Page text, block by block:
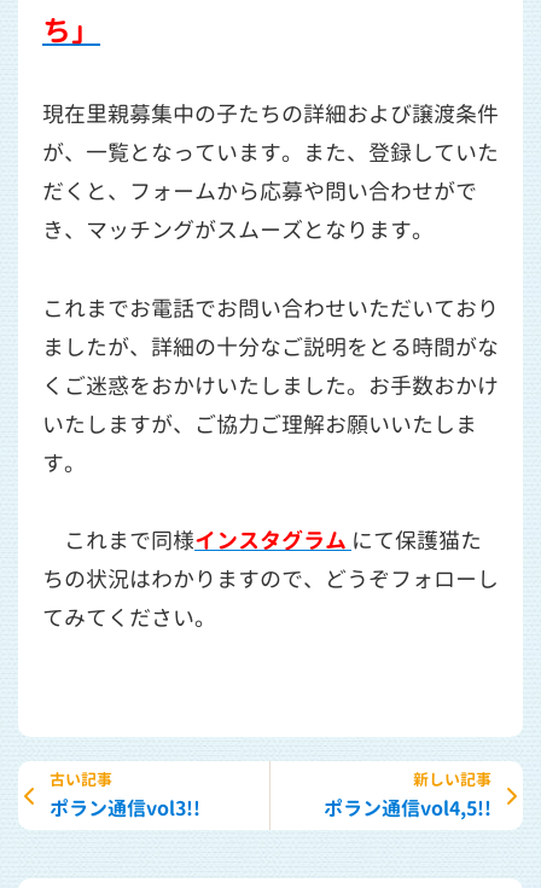
ち」
現在里親募集中の子たちの詳細および譲渡条件
が、一覧となっています。また、登録していた
だくと、フォームから応募や問い合わせがで
き、マッチングがスムーズとなります。
これまでお電話でお問い合わせいただいており
ましたが、詳細の十分なご説明をとる時間がな
くご迷惑をおかけいたしました。お手数おかけ
いたしますが、ご協力ご理解お願いいたしま
す。
これまで同様インスタグラム にて保護猫た
ちの状況はわかりますので、どうぞフォローし
てみてください。
古い記事
ポラン通信vol3!!
新しい記事
ポラン通信vol4,5!!